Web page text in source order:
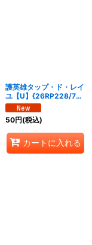
護英雄タップ・ド・レイ
ユ【U】{26RP228/77}
《光》
50円(税込)
カートに入れる